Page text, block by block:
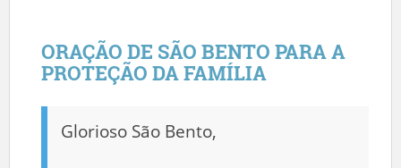
ORAÇÃO DE SÃO BENTO PARA A
PROTEÇÃO DA FAMÍLIA
Glorioso São Bento,